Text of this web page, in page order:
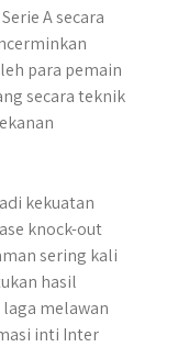
A secara
para pemain
secara teknik
kekuatan
knock-out
sering kali
hasil
melawan
inti Inter